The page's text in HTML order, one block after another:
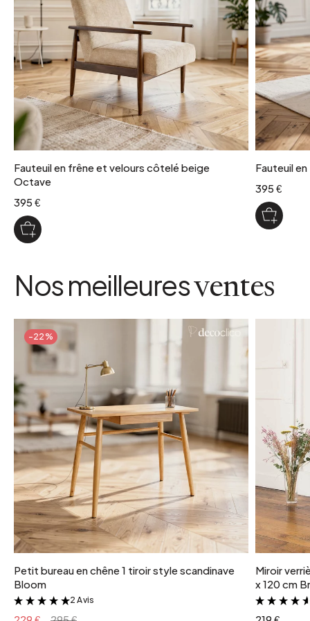
oui
matiere detaillee
Structure en frêne et tissu 100% polyester
poids colis
17 kg
Fauteuil en frêne et velours côtelé beige
Octave
395 €
Fauteuil
395 €
Nos meilleuresventes
-22%
Petit bureau en chêne 1 tiroir style scandinave
Bloom
&
2 Avis
Miroir
x 120 cm